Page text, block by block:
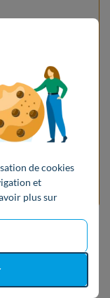
de cookies
et
plus sur
de
des